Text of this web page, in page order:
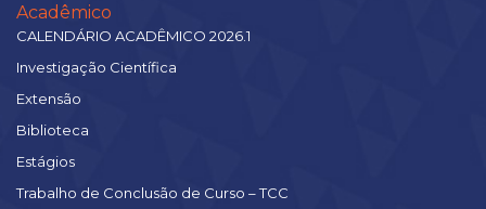
Acadêmico
CALENDÁRIO ACADÊMICO 2026.1
Investigação Científica
Extensão
Biblioteca
Estágios
Trabalho de Conclusão de Curso – TCC